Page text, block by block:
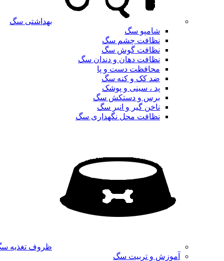
بهداشتی سگ
شامپو سگ
نظافت چشم سگ
نظافت گوش سگ
نظافت دهان و دندان سگ
محافظت دست و پا
ضد کک و کنه سگ
پد ، سینی و پوشک
برس و دستکش سگ
ناخن گیر و انبر سگ
نظافت محل نگهداری سگ
ظروف تغذیه
آموزش و تربیت سگ